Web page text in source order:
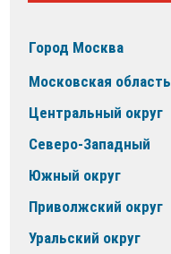
Город Москва
Московская область
Центральный округ
Северо-Западный
Южный округ
Приволжский округ
Уральский округ